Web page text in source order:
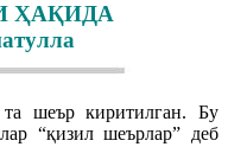
ҲАҚИДА
шеър киритилган. Бу
“қизил шеърлар” деб